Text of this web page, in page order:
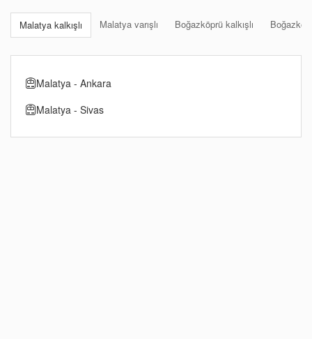
Malatya kalkışlı Malatya varışlı Boğazköprü kalkışlı
Malatya - Ankara
Malatya - Sivas